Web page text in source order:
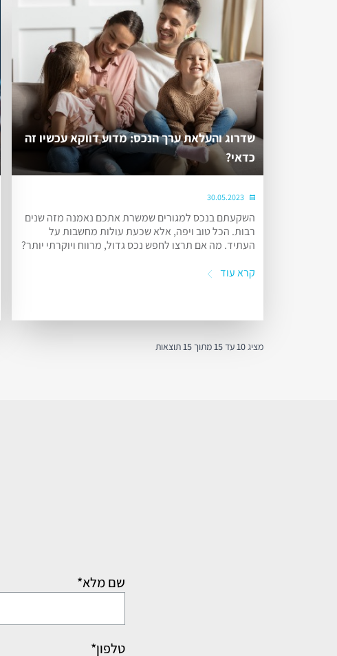
שדרוג והעלאת ערך הנכס: מדוע דווקא עכשיו זה
כדאי?
30.05.2023
השקעתם בנכס למגורים שמשרת אתכם נאמנה מזה שנים
רבות. הכל טוב ויפה, אלא שכעת עולות מחשבות על
העתיד. מה אם תרצו לחפש נכס גדול, מרווח ויוקרתי יותר?
קרא עוד
מציג10עד15מתוך15תוצאות
שם מלא*
טלפון*